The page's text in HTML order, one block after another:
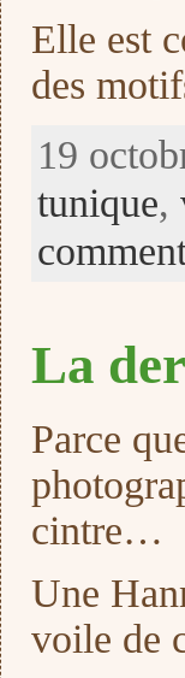
Elle est
des
19
tunique,
La
Parce
cintre…
Une
voile de